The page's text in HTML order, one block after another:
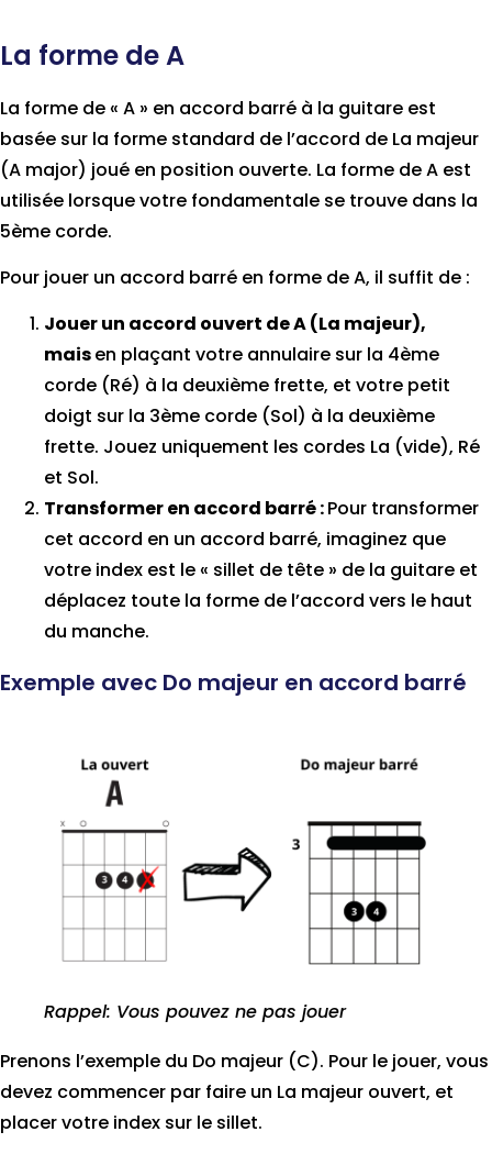
La forme de A
La forme de « A » en accord barré à la guitare est
basée sur la forme standard de l’accord de La majeur
(A major) joué en position ouverte. La forme de A est
utilisée lorsque votre fondamentale se trouve dans la
5ème corde.
Pour jouer un accord barré en forme de A, il suffit de :
Jouer un accord ouvert de A (La majeur),
maisen plaçant votre annulaire sur la 4ème
corde (Ré) à la deuxième frette, et votre petit
doigt sur la 3ème corde (Sol) à la deuxième
frette. Jouez uniquement les cordes La (vide), Ré
et Sol.
Transformer en accord barré :Pour transformer
cet accord en un accord barré, imaginez que
votre index est le « sillet de tête » de la guitare et
déplacez toute la forme de l’accord vers le haut
du manche.
Exemple avec Do majeur en accord barré
Rappel: Vous pouvez ne pas jouer
Prenons l’exemple du Do majeur (C). Pour le jouer, vous
devez commencer par faire un La majeur ouvert, et
placer votre index sur le sillet.